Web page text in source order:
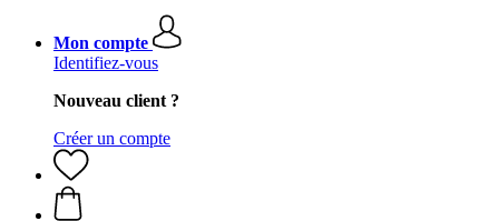
Mon compte
Identifiez-vous
Nouveau client ?
Créer un compte